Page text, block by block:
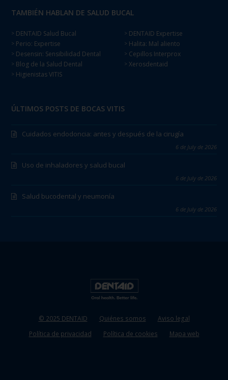
TAMBIÉN HABLAN DE SALUD BUCAL
> DENTAID Salud Bucal
> Perio: Expertise
> Desensin: Sensibilidad Dental
> Blog de la Salud Dental
> Higienistas VITIS
> DENTAID Expertise
> Halita: Mal aliento
> Cepillos Interprox
> Xerosdentaid
ÚLTIMOS POSTS DE BOCAS VITIS
Cuidados endodoncia: antes y después de la cirugía
6 de July de 2026
Uso de inhaladores y salud bucal
6 de July de 2026
Salud bucodental y neumonía
6 de July de 2026
© 2025 DENTAID Quiénes somos
Aviso legal
Política de privacidad
Política de cookies Mapa web